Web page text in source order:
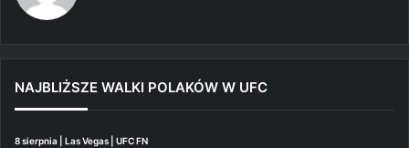
NAJBLIŻSZE WALKI POLAKÓW W UFC
8 sierpnia | Las Vegas | UFC FN